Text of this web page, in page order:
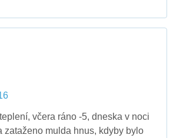
včera ráno -5, dneska v noci
zataženo mulda hnus, kdyby bylo